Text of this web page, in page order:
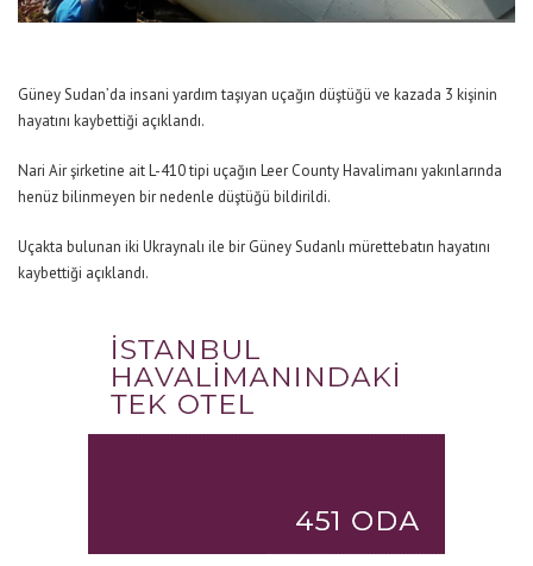
Güney Sudan’da insani yardım taşıyan uçağın düştüğü ve kazada 3 kişinin
hayatını kaybettiği açıklandı.
Nari Air şirketine ait L-410 tipi uçağın Leer County Havalimanı yakınlarında
henüz bilinmeyen bir nedenle düştüğü bildirildi.
Uçakta bulunan iki Ukraynalı ile bir Güney Sudanlı mürettebatın hayatını
kaybettiği açıklandı.